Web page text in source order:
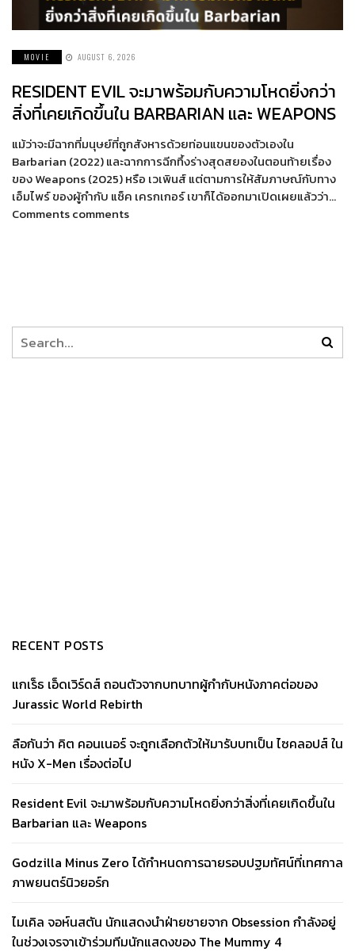
MOVIE AUGUST 6, 2026
RESIDENT EVIL จะมาพร้อมกับความโหดยิ่งกว่า
สิ่งที่เคยเกิดขึ้นใน BARBARIAN และ WEAPONS
แม้ว่าจะมีฉากที่มนุษย์ที่ถูกสังหารด้วยท่อนแขนของตัวเองใน
Barbarian (2022) และฉากการฉีกทึ้งร่างสุดสยองในตอนท้ายเรื่อง
ของ Weapons (2025) หรือ เวเพินส์ แต่ตามการให้สัมภาษณ์กับทาง
เอ็มไพร์ ของผู้กำกับ แซ็ค เครกเกอร์ เขาก็ได้ออกมาเปิดเผยแล้วว่า…
Comments comments
RECENT POSTS
แกเร็ธ เอ็ดเวิร์ดส์ ถอนตัวจากบทบาทผู้กำกับหนังภาคต่อของ
Jurassic World Rebirth
ลือกันว่า คิต คอนเนอร์ จะถูกเลือกตัวให้มารับบทเป็น ไซคลอปส์ ใน
หนัง X-Men เรื่องต่อไป
Resident Evil จะมาพร้อมกับความโหดยิ่งกว่าสิ่งที่เคยเกิดขึ้นใน
Barbarian และ Weapons
Godzilla Minus Zero ได้กำหนดการฉายรอบปฐมทัศน์ที่เทศกาล
ภาพยนตร์นิวยอร์ก
ไมเคิล จอห์นสตัน นักแสดงนำฝ่ายชายจาก Obsession กำลังอยู่
ในช่วงเจรจาเข้าร่วมทีมนักแสดงของ The Mummy 4